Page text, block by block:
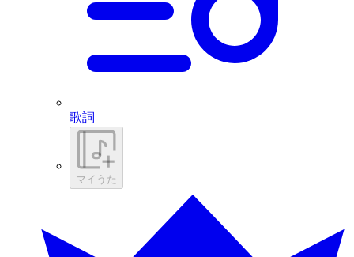
歌詞
マイうた